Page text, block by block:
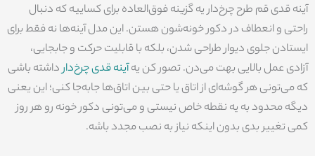
آینه قدی قم طرح چرخ‌دار یه گزینه فوق‌العاده برای کساییه که دنبال
راحتی و انعطاف در دکور خونه‌شون هستن. این مدل آینه‌ها نه فقط برای
ایستادن جلوی دیوار طراحی شدن، بلکه با قابلیت حرکت و جابجایی،
آزادی عمل بالایی بهت می‌دن. تصور کن یهآینه قدی چرخ‌دارداشته باشی
که می‌تونی هر گوشه‌ای از اتاق یا حتی بین اتاق‌ها جابه‌جا کنی؛ این یعنی
دیگه محدود به یه نقطه خاص نیستی و می‌تونی دکور خونه رو هر روز
کمی تغییر بدی بدون اینکه نیاز به نصب مجدد باشه.